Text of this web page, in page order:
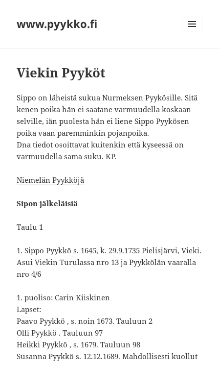
www.pyykko.fi
Viekin Pyyköt
Sippo on läheistä sukua Nurmeksen Pyykösille. Sitä
kenen poika hän ei saatane varmuudella koskaan
selville, iän puolesta hän ei liene Sippo Pyykösen
poika vaan paremminkin pojanpoika.
Dna tiedot osoittavat kuitenkin että kyseessä on
varmuudella sama suku. KP.
Niemelän Pyykköjä
Sipon jälkeläisiä
Taulu 1
1. Sippo Pyykkö s. 1645, k. 29.9.1735 Pielisjärvi, Vieki.
Asui Viekin Turulassa nro 13 ja Pyykkölän vaaralla
nro 4/6
1. puoliso: Carin Kiiskinen
Lapset:
Paavo Pyykkö , s. noin 1673. Tauluun 2
Olli Pyykkö . Tauluun 97
Heikki Pyykkö , s. 1679. Tauluun 98
Susanna Pyykkö s. 12.12.1689. Mahdollisesti kuollut